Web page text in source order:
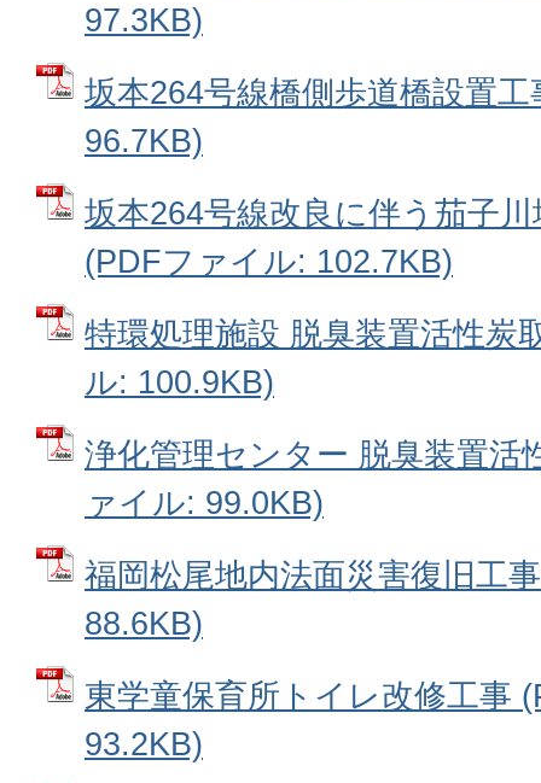
97.3KB)
坂本264号線橋側歩道橋設置
96.7KB)
坂本264号線改良に伴う茄子
(PDFファイル: 102.7KB)
特環処理施設 脱臭装置活性炭
ル: 100.9KB)
浄化管理センター 脱臭装置活
ァイル: 99.0KB)
福岡松尾地内法面災害復旧工
88.6KB)
東学童保育所トイレ改修工事
93.2KB)